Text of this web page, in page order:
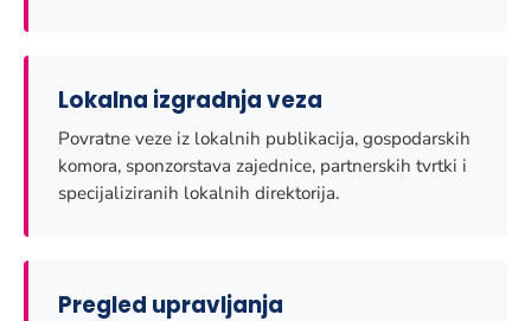
Lokalna izgradnja veza
Povratne veze iz lokalnih publikacija, gospodarskih
komora, sponzorstava zajednice, partnerskih tvrtki i
specijaliziranih lokalnih direktorija.
Pregled upravljanja